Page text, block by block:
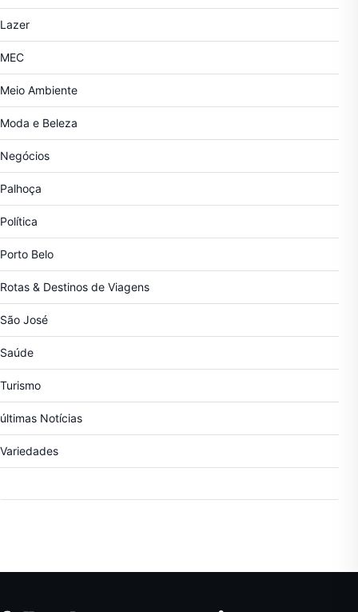
Lazer
MEC
Meio Ambiente
Moda e Beleza
Negócios
Palhoça
Política
Porto Belo
Rotas & Destinos de Viagens
São José
Saúde
Turismo
últimas Notícias
Variedades